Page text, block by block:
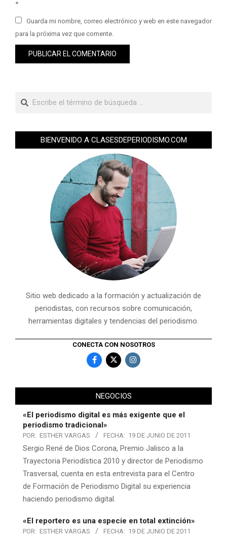
*
Guarda mi nombre, correo electrónico y web en este navegador
para la próxima vez que comente.
BIENVENIDO A CLASESDEPERIODISMO.COM
Sitio web dedicado a la formación y actualización de
periodistas, con recursos sobre comunicación,
herramientas digitales y tendencias del periodismo.
CONECTA CON NOSOTROS
NEGOCIOS
«El periodismo digital es más exigente que el
periodismo tradicional»
POR: ESTHER VARGAS FECHA: 19 DE JUNIO DE 2011
Sergio René de Dios Corona, Premio Jalisco a la
Trayectoria Periodística 2010 y director de Periodismo
Trasversal, cuenta en esta entrevista para el Centro
de Formación de Periodismo Digital su experiencia
haciendo periodismo digital.
«El reportero es una especie en total extinción»
POR: ESTHER VARGAS FECHA: 19 DE JUNIO DE 2011